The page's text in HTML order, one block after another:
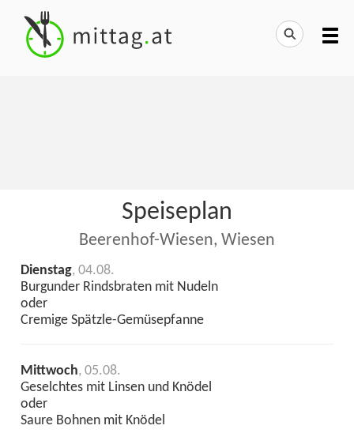
Speiseplan
Beerenhof-Wiesen, Wiesen
Dienstag, 04.08.
Burgunder Rindsbraten mit Nudeln
oder
Cremige Spätzle-Gemüsepfanne
Mittwoch, 05.08.
Geselchtes mit Linsen und Knödel
oder
Saure Bohnen mit Knödel